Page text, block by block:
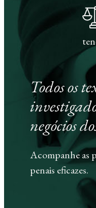
Todos os
negócios
Acompanhe as
penais eficazes.